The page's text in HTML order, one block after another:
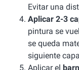
Evitar una
Aplicar 2-3
pintura se
se queda
siguiente
Aplicar el